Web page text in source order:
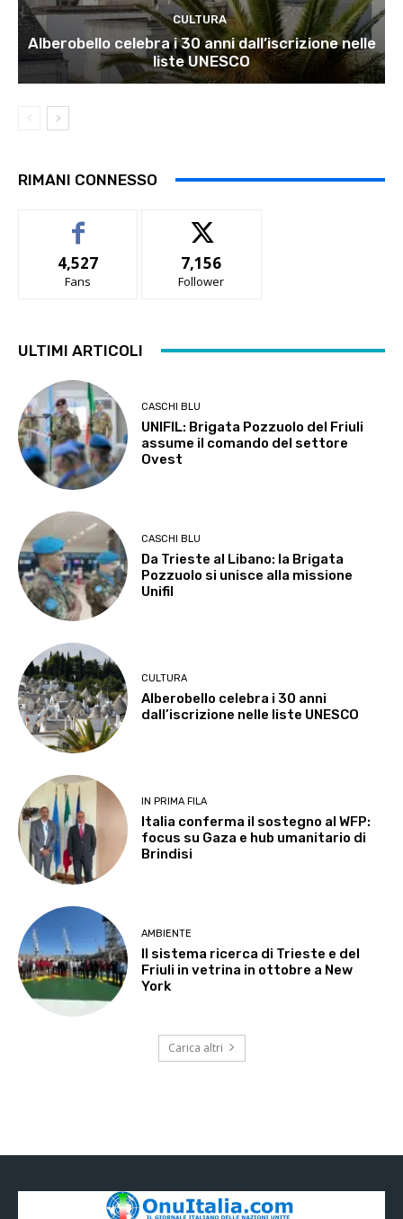
CULTURA
Alberobello celebra i 30 anni dall’iscrizione nelle
liste UNESCO
RIMANI CONNESSO
4,527
Fans
7,156
Follower
ULTIMI ARTICOLI
CASCHI BLU
UNIFIL: Brigata Pozzuolo del Friuli
assume il comando del settore
Ovest
CASCHI BLU
Da Trieste al Libano: la Brigata
Pozzuolo si unisce alla missione
Unifil
CULTURA
Alberobello celebra i 30 anni
dall’iscrizione nelle liste UNESCO
IN PRIMA FILA
Italia conferma il sostegno al WFP:
focus su Gaza e hub umanitario di
Brindisi
AMBIENTE
Il sistema ricerca di Trieste e del
Friuli in vetrina in ottobre a New
York
Carica altri